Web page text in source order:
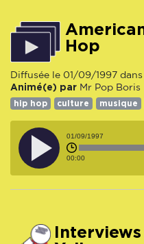
Americana Spéciale Hip-
Hop
Diffusée le 01/09/1997 dans
Animé(e) par Mr Pop Boris
hip hop culture musique
01/09/1997
00:00
Interviews DJ Cam et DJ